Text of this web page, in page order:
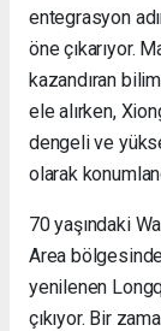
entegrasyon
öne çıkarıyor.
kazandıran
ele alırken,
dengeli ve
olarak
70 yaşındaki
Area
yenilenen
çıkıyor. Bir